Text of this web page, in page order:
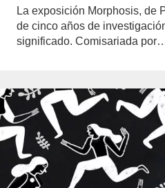
La exposición Morphosis, de
de cinco años de
significado. Comisariada